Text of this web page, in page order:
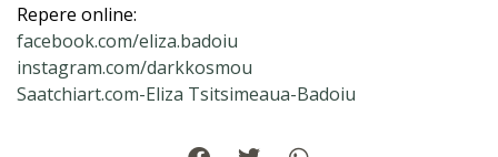
Repere online:
facebook.com/eliza.badoiu
instagram.com/darkkosmou
Saatchiart.com-Eliza Tsitsimeaua-Badoiu